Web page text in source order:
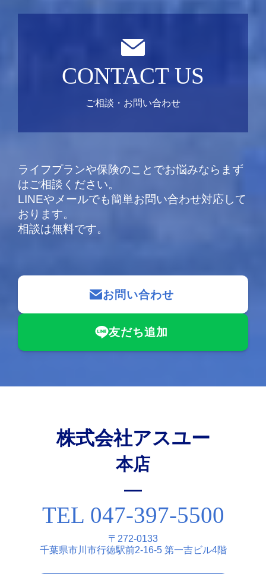
CONTACT US
ご相談・お問い合わせ
ライフプランや保険のことでお悩みならまず
はご相談ください。
LINEやメールでも簡単お問い合わせ対応して
おります。
相談は無料です。
お問い合わせ
友だち追加
株式会社アスユー
本店
TEL 047-397-5500
〒272-0133
千葉県市川市⾏徳駅前2-16-5 第⼀吉ビル4階